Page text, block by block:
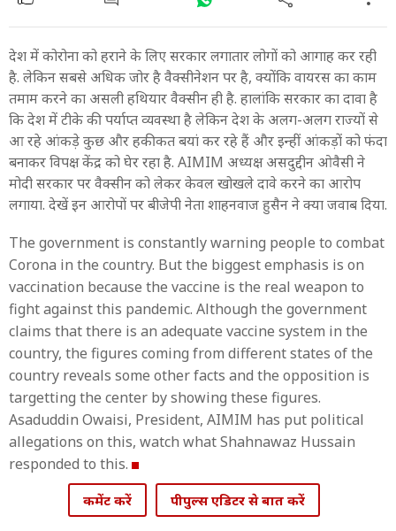
देश में कोरोना को हराने के लिए सरकार लगातार लोगों को आगाह कर रही
है. लेकिन सबसे अधिक जोर है वैक्सीनेशन पर है, क्योंकि वायरस का काम
तमाम करने का असली हथियार वैक्सीन ही है. हालांकि सरकार का दावा है
कि देश में टीके की पर्याप्त व्यवस्था है लेकिन देश के अलग-अलग राज्यों से
आ रहे आंकड़े कुछ और हकीकत बयां कर रहे हैं और इन्हीं आंकड़ों को फंदा
बनाकर विपक्ष केंद्र को घेर रहा है. AIMIM अध्यक्ष असदुद्दीन ओवैसी ने
मोदी सरकार पर वैक्सीन को लेकर केवल खोखले दावे करने का आरोप
लगाया. देखें इन आरोपों पर बीजेपी नेता शाहनवाज हुसैन ने क्या जवाब दिया.
The government is constantly warning people to combat
Corona in the country. But the biggest emphasis is on
vaccination because the vaccine is the real weapon to
fight against this pandemic. Although the government
claims that there is an adequate vaccine system in the
country, the figures coming from different states of the
country reveals some other facts and the opposition is
targetting the center by showing these figures.
Asaduddin Owaisi, President, AIMIM has put political
allegations on this, watch what Shahnawaz Hussain
responded to this.
कमेंट करें पीपुल्स एडिटर से बात करें